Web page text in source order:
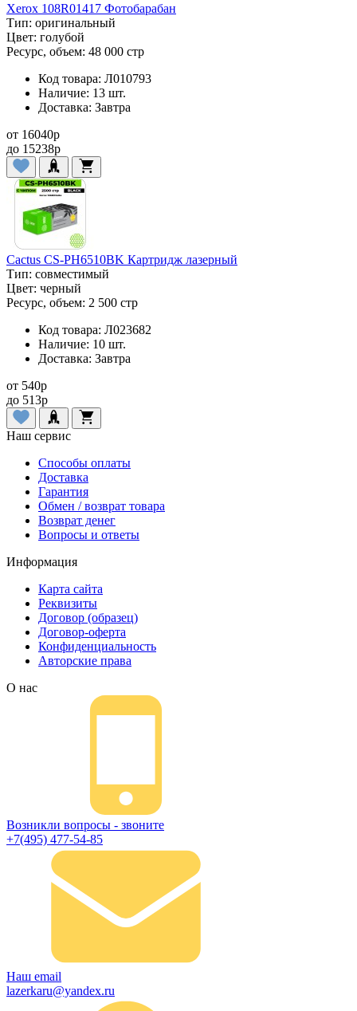
Xerox 108R01417 Фотобарабан
Тип: оригинальный
Цвет: голубой
Ресурс, объем: 48 000 стр
Код товара: Л010793
Наличие: 13 шт.
Доставка: Завтра
от 16040p
до 15238p
Cactus CS-PH6510BK Картридж лазерный
Тип: совместимый
Цвет: черный
Ресурс, объем: 2 500 стр
Код товара: Л023682
Наличие: 10 шт.
Доставка: Завтра
от 540p
до 513p
Наш сервис
Способы оплаты
Доставка
Гарантия
Обмен / возврат товара
Возврат денег
Вопросы и ответы
Информация
Карта сайта
Реквизиты
Договор (образец)
Договор-оферта
Конфиденциальность
Авторские права
О нас
Возникли вопросы - звоните
+7(495) 477-54-85
Наш email
lazerkaru@yandex.ru